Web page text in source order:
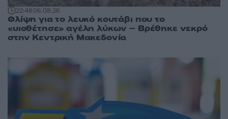
22:4806.08.26
Θλίψη για το λευκό κουτάβι που το
«υιοθέτησε» αγέλη λύκων – Βρέθηκε νεκρό
στην Κεντρική Μακεδονία